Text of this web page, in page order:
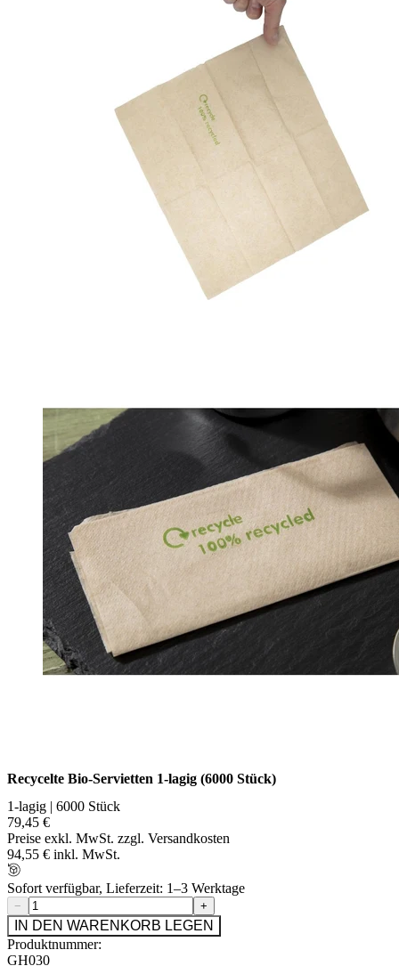
Recycelte Bio-Servietten 1-lagig (6000 Stück)
1-lagig | 6000 Stück
79,45 €
Preise exkl. MwSt. zzgl. Versandkosten
94,55 € inkl. MwSt.
Sofort verfügbar, Lieferzeit: 1–3 Werktage
− +
IN DEN WARENKORB LEGEN
Produktnummer:
GH030